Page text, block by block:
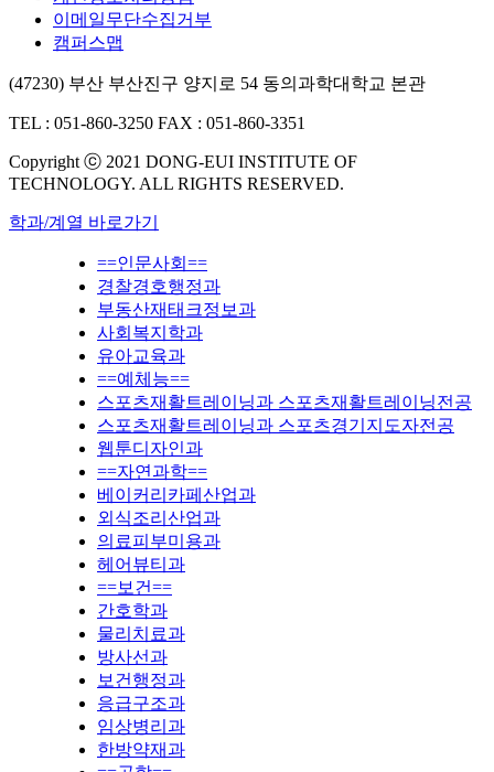
이메일무단수집거부
캠퍼스맵
(47230) 부산 부산진구 양지로 54 동의과학대학교 본관
TEL : 051-860-3250 FAX : 051-860-3351
Copyright ⓒ 2021 DONG-EUI INSTITUTE OF
TECHNOLOGY. ALL RIGHTS RESERVED.
학과/계열 바로가기
==인문사회==
경찰경호행정과
부동산재태크정보과
사회복지학과
유아교육과
==예체능==
스포츠재활트레이닝과 스포츠재활트레이닝전공
스포츠재활트레이닝과 스포츠경기지도자전공
웹툰디자인과
==자연과학==
베이커리카페산업과
외식조리산업과
의료피부미용과
헤어뷰티과
==보건==
간호학과
물리치료과
방사선과
보건행정과
응급구조과
임상병리과
한방약재과